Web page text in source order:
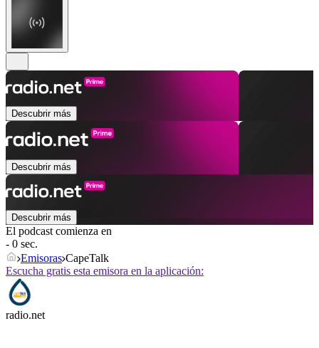
Descubrir más
Descubrir más
Descubrir más
El podcast comienza en
- 0 sec.
Emisoras CapeTalk
Escucha gratis esta emisora en la aplicación:
radio.net